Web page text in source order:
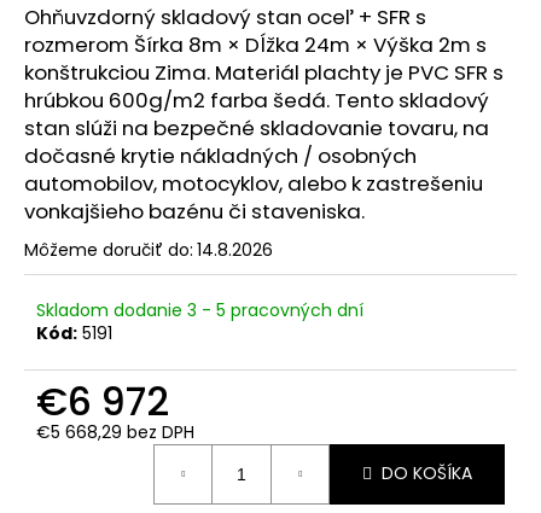
Ohňuvzdorný skladový stan oceľ + SFR s
rozmerom Šírka 8m × Dĺžka 24m × Výška 2m s
konštrukciou Zima. Materiál plachty je PVC SFR s
hrúbkou 600g/m2 farba šedá. Tento skladový
stan slúži na bezpečné skladovanie tovaru, na
dočasné krytie nákladných / osobných
automobilov, motocyklov, alebo k zastrešeniu
vonkajšieho bazénu či staveniska.
Môžeme doručiť do: 14.8.2026
Skladom dodanie 3 - 5 pracovných dní
Kód: 5191
€6 972
€5 668,29 bez DPH
DO KOŠÍKA
HĽADAŤ
O
d
p
o
r
ú
č
a
m
e